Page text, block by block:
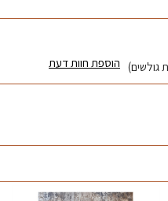
הוספת חוות דעת